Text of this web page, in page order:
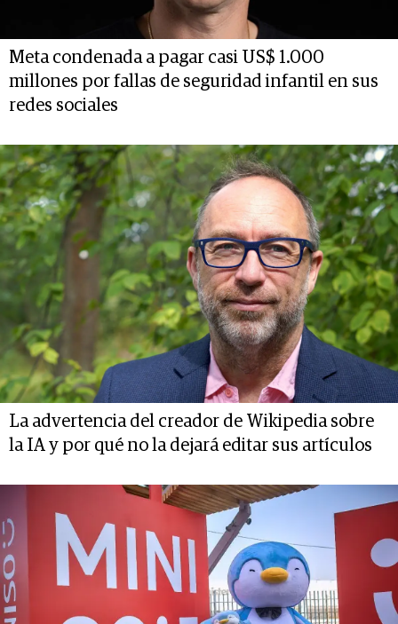
Meta condenada a pagar casi US$ 1.000
millones por fallas de seguridad infantil en sus
redes sociales
La advertencia del creador de Wikipedia sobre
la IA y por qué no la dejará editar sus artículos